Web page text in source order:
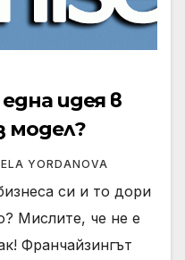
идея в
модел?
YORDANOVA
си и то дори
Мислите, че не е
Франчайзингът